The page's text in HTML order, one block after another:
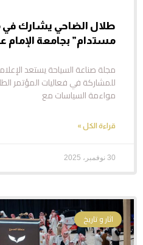
طلال الضاحي يشارك في
مستدام” بجامعة الإمام
مجلة صناعة السياحة يستعد
مواءمة السياسات مع
قراءة الكل »
30 نوفمبر، 2025
اثار و تاريخ